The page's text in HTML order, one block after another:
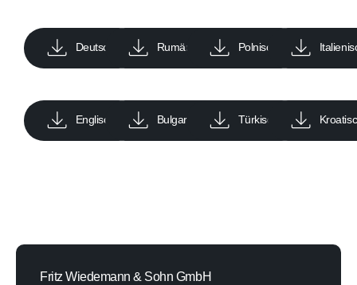
Deutsch Rumänisch Polnisch
Englisch Bulgarisch Türkisch
Fritz Wiedemann & Sohn GmbH